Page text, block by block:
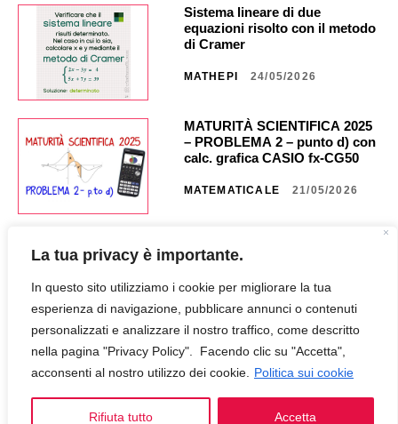
La tua privacy è importante.
In questo sito utilizziamo i cookie per migliorare la tua
esperienza di navigazione, pubblicare annunci o contenuti
personalizzati e analizzare il nostro traffico, come descritto
nella pagina "Privacy Policy". Facendo clic su "Accetta",
acconsenti al nostro utilizzo dei cookie.
Politica sui cookie
Rifiuta tutto Accetta
Sistema lineare di due
equazioni risolto con il metodo
di Cramer
MATHEPI 24/05/2026
MATURITÀ SCIENTIFICA 2025
– PROBLEMA 2 – punto d) con
calc. grafica CASIO fx-CG50 _
MATEMATICALE 21/05/2026
– PROBLEMA 2 – punto c) con
NA35 _ CG849
MATEMATICALE 18/05/2026
MATURITÀ SCIENTIFICA 2025
– PROBLEMA 2 – punto b) con
NA30 _ CG847
MATEMATICALE 12/05/2026